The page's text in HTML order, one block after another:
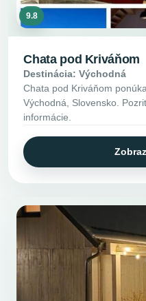
9.8
Chata pod Kriváňom
Destinácia: Východná
Chata pod Kriváňom
Východná, Slovensko.
informácie.